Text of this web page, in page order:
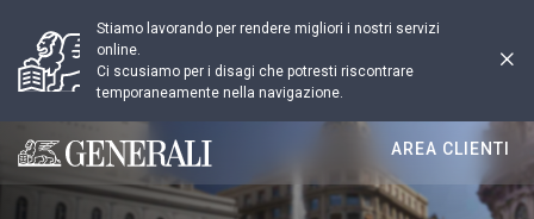
Stiamo lavorando per rendere migliori i nostri servizi
online.
Ci scusiamo per i disagi che potresti riscontrare
temporaneamente nella navigazione.
Generali logo
AREA CLIENTI